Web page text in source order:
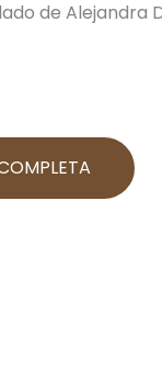
de Alejandra